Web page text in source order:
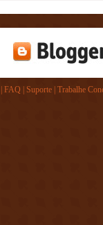
FAQ Suporte| Trabalhe